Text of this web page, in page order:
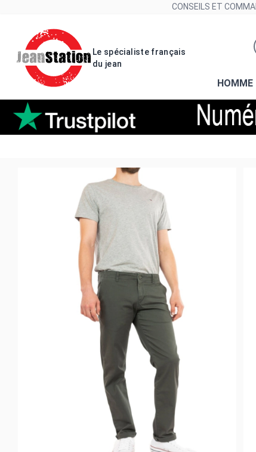
CONSEILS ET
Le spécialiste français
du jean
HOMME
Pantalons dickies kerman